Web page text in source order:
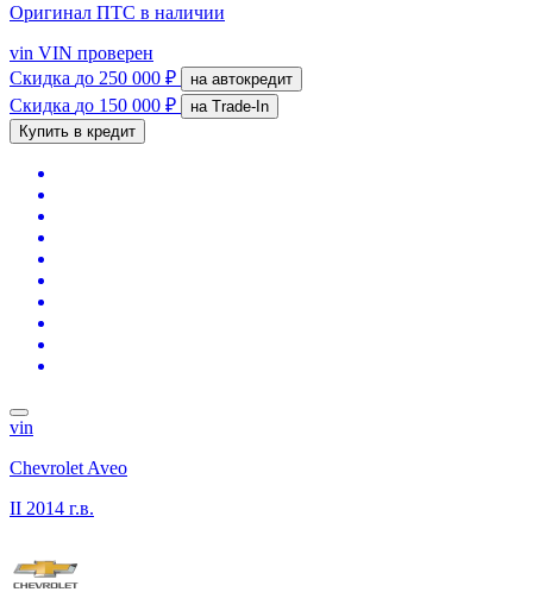
Оригинал ПТС в наличии
vin VIN проверен
Скидка до 250 000 ₽ на автокредит
Скидка до 150 000 ₽
на Trade-In
Купить в кредит
vin
Chevrolet Aveo
II 2014 г.в.